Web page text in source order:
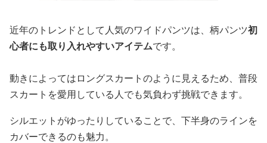
近年のトレンドとして人気のワイドパンツは、柄パンツ初
心者にも取り入れやすいアイテムです。
動きによってはロングスカートのように見えるため、普段
スカートを愛用している人でも気負わず挑戦できます。
シルエットがゆったりしていることで、下半身のラインを
カバーできるのも魅力。